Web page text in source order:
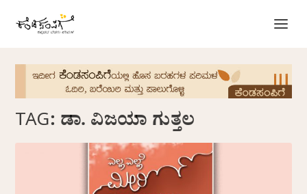
TAG: ಡಾ. ವಿಜಯಾ ಗುತ್ತಲ